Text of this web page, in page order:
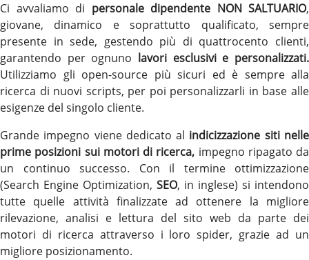
Ci avvaliamo di personale dipendente NON SALTUARIO,
giovane, dinamico e soprattutto qualificato, sempre
presente in sede, gestendo più di quattrocento clienti,
garantendo per ognuno lavori esclusivi e personalizzati.
Utilizziamo gli open-source più sicuri ed è sempre alla
ricerca di nuovi scripts, per poi personalizzarli in base alle
esigenze del singolo cliente.
Grande impegno viene dedicato al indicizzazione siti nelle
prime posizioni sui motori di ricerca, impegno ripagato da
un continuo successo. Con il termine ottimizzazione
(Search Engine Optimization, SEO, in inglese) si intendono
tutte quelle attività finalizzate ad ottenere la migliore
rilevazione, analisi e lettura del sito web da parte dei
motori di ricerca attraverso i loro spider, grazie ad un
migliore posizionamento.